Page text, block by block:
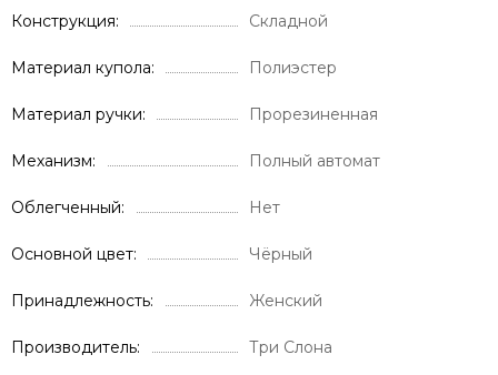
Конструкция Складной
Материал купола Полиэстер
Материал ручки Прорезиненная
Механизм Полный автомат
Облегченный Нет
Основной цвет Чёрный
Принадлежность Женский
Производитель Три Слона